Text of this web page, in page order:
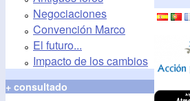
Negociaciones
Convención Marco
El futuro...
Impacto de los cambios
+ consultado